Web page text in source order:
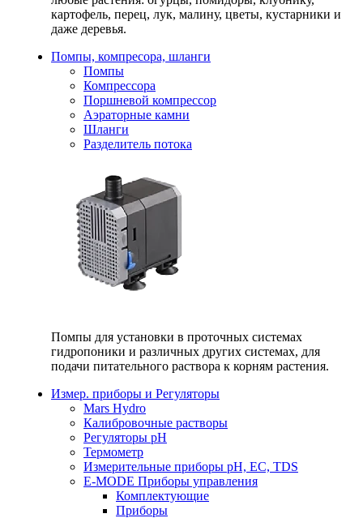
картофель, перец, лук, малину, цветы, кустарники и
даже деревья.
Помпы, компресора, шланги
Помпы
Компрессора
Поршневой компрессор
Аэраторные камни
Шланги
Разделитель потока
Помпы для установки в проточных системах
гидропоники и различных других системах, для
подачи питательного раствора к корням растения.
Измер. приборы и Регуляторы
Mars Hydro
Калибровочные растворы
Регуляторы рН
Термометр
Измерительные приборы pH, EC, TDS
E-MODE Приборы управления
Комплектующие
Приборы